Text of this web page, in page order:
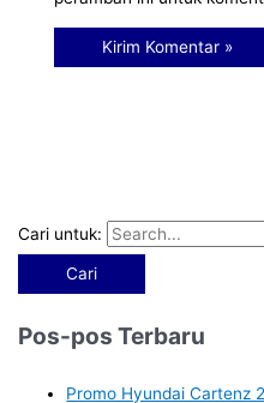
Cari untuk:
Pos-pos Terbaru
Promo Hyundai Cartenz